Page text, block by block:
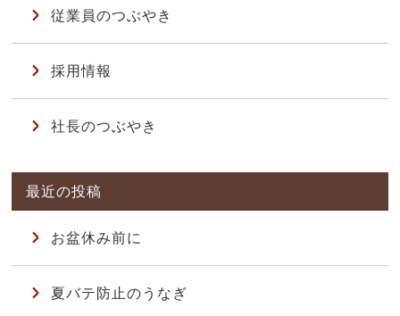
従業員のつぶやき
採用情報
社長のつぶやき
お盆休み前に
夏バテ防止のうなぎ